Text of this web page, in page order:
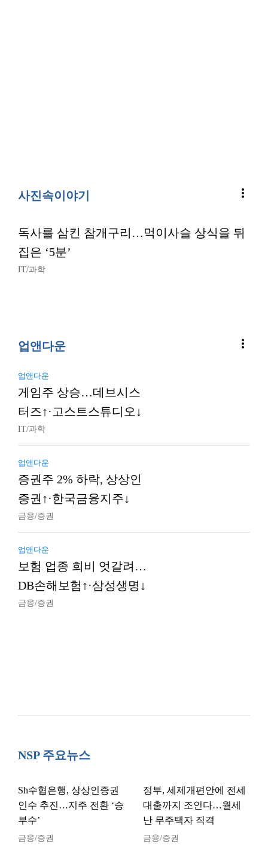
사진속이야기 more_vert
독사를 삼킨 참개구리…먹이사슬 상식을 뒤
집은 ‘5분’
IT/과학
업앤다운 more_vert
업앤다운
게임주 상승…데브시스
터즈↑·고스트스튜디오↓
IT/과학
업앤다운
증권주 2% 하락, 상상인
증권↑·한국금융지주↓
금융/증권
업앤다운
보험 업종 희비 엇갈려…
DB손해보험↑·삼성생명↓
금융/증권
NSP 주요뉴스
Sh수협은행, 상상인증권
인수 추진…지주 전환 ‘승
부수’
금융/증권
정부, 세제개편안에 전세
대출까지 조인다…월세
난 무주택자 직격
금융/증권